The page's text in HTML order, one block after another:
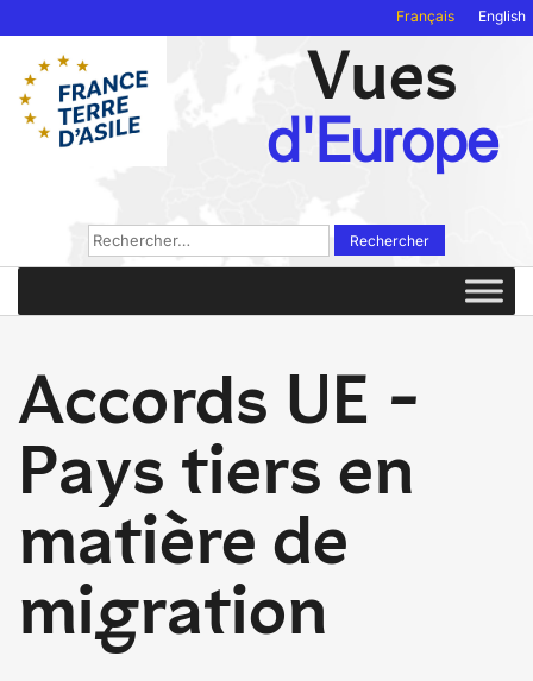
Français English
Vues
d'Europe
Rechercher :
Accords UE -
Pays tiers en
matière de
migration